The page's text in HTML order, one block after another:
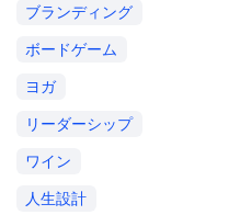
ブランディング
ボードゲーム
ヨガ
リーダーシップ
ワイン
人生設計